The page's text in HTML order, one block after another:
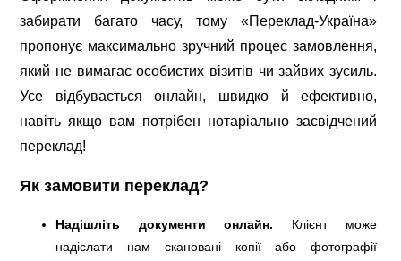
забирати багато часу, тому «Переклад-Україна»
пропонує максимально зручний процес замовлення,
який не вимагає особистих візитів чи зайвих зусиль.
Усе відбувається онлайн, швидко й ефективно,
навіть якщо вам потрібен нотаріально засвідчений
переклад!
Як замовити переклад?
Надішліть документи онлайн. Клієнт може
надіслати нам скановані копії або фотографії